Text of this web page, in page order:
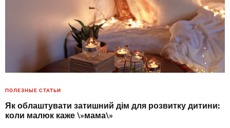
ПОЛЕЗНЫЕ СТАТЬИ
Як облаштувати затишний дім для розвитку дитини:
коли малюк каже \»мама\»